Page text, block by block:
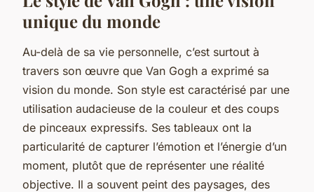
unique du monde
Au-delà de sa vie personnelle, c’est surtout à
travers son œuvre que Van Gogh a exprimé sa
vision du monde. Son style est caractérisé par une
utilisation audacieuse de la couleur et des coups
de pinceaux expressifs. Ses tableaux ont la
particularité de capturer l’émotion et l’énergie d’un
moment, plutôt que de représenter une réalité
objective. Il a souvent peint des paysages, des